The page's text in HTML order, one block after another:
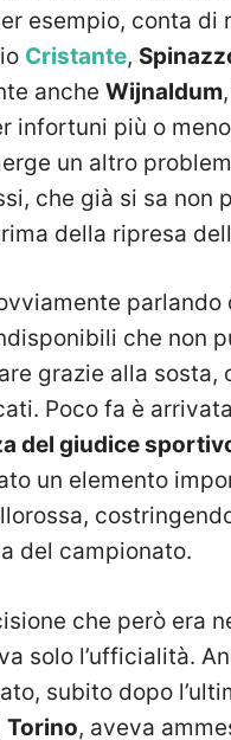
esempio, conta di
Cristante,
anche Wijnaldum
infortuni più o
un altro
che già si sa non
della ripresa
parlando
che non
grazie alla sosta,
Poco fa è
del giudice
un elemento
del campionato.
che però era
solo l’ufficialità.
subito dopo
Torino, aveva